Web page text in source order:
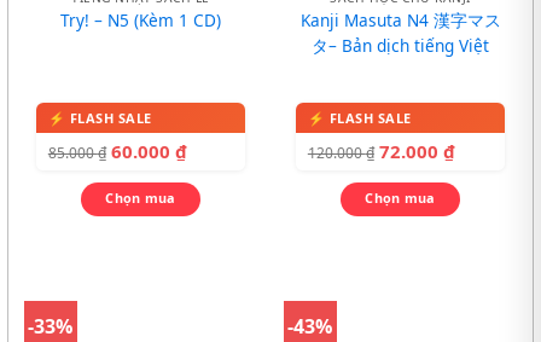
Try! – N5 (Kèm 1 CD)
85.000₫ 60.000 ₫
Chọn mua
Kanji Masuta N4 漢字マス
タ– Bản dịch tiếng Việt
120.000₫ 72.000 ₫
Chọn mua
-33% -43%